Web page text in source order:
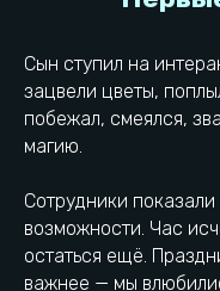
Сын ступил на
зацвели цветы,
побежал, смеялся,
магию.
Сотрудники
возможности. Час
остаться ещё.
важнее — мы
Почему купили